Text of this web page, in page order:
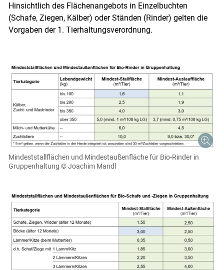
Hinsichtlich des Flächenangebots in Einzelbuchten
(Schafe, Ziegen, Kälber) oder Ständen (Rinder) gelten die
Vorgaben der 1. Tierhaltungsverordnung.
Mindeststallflächen und Mindestaußenfläche für Bio-Rinder in
Gruppenhaltung © Joachim Mandl